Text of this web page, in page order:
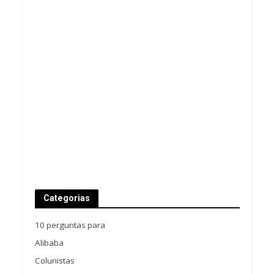
Categorias
10 perguntas para
Alibaba
Colunistas